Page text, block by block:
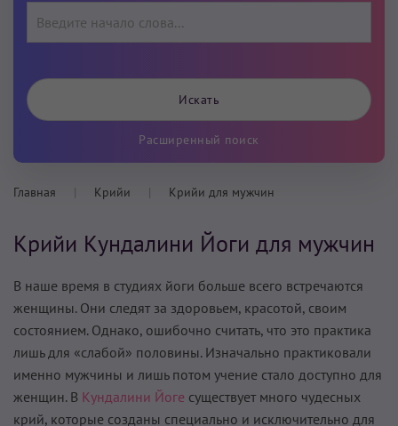
Расширенный поиск
Главная Крийи Крийи для мужчин
Крийи Кундалини Йоги для мужчин
В наше время в студиях йоги больше всего встречаются
женщины. Они следят за здоровьем, красотой, своим
состоянием. Однако, ошибочно считать, что это практика
лишь для «слабой» половины. Изначально практиковали
именно мужчины и лишь потом учение стало доступно для
женщин. В Кундалини Йоге существует много чудесных
крий, которые созданы специально и исключительно для